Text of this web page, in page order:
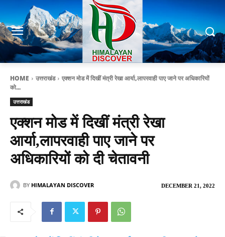
HOME उत्तराखंड
एक्शन मोड में दिखीं मंत्री रेखा आर्या,लापरवाही पाए जाने पर अधिकारियों
को...
उत्तराखंड
एक्शन मोड में दिखीं मंत्री रेखा
आर्या,लापरवाही पाए जाने पर
अधिकारियों को दी चेतावनी
DECEMBER 21, 2022
BY HIMALAYAN DISCOVER